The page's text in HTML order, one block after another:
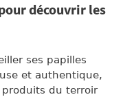
découvrir les
ses papilles
et authentique,
du terroir